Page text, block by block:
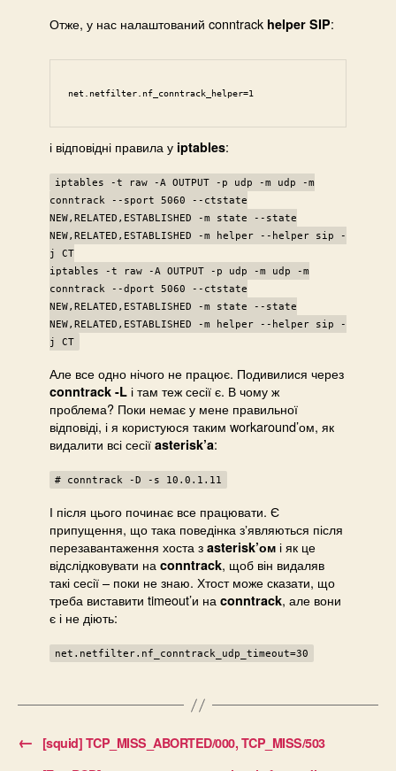
Отже, у нас налаштований conntrack helper SIP:
net.netfilter.nf_conntrack_helper=1
і відповідні правила у iptables:
iptables -t raw -A OUTPUT -p udp -m udp -m
conntrack --sport 5060 --ctstate
NEW,RELATED,ESTABLISHED -m state --state
NEW,RELATED,ESTABLISHED -m helper --helper sip -
j CT
iptables -t raw -A OUTPUT -p udp -m udp -m
conntrack --dport 5060 --ctstate
NEW,RELATED,ESTABLISHED -m state --state
NEW,RELATED,ESTABLISHED -m helper --helper sip -
j CT
Але все одно нічого не працює. Подивилися через
conntrack -L і там теж сесії є. В чому ж
проблема? Поки немає у мене правильної
відповіді, і я користуюся таким workaround’ом, як
видалити всі сесії asterisk’a:
# conntrack -D -s 10.0.1.11
І після цього починає все працювати. Є
припущення, що така поведінка зʼявляються після
перезавантаження хоста з asterisk’ом і як це
відслідковувати на conntrack, щоб він видаляв
такі сесії – поки не знаю. Хтост може сказати, що
треба виставити timeout’и на conntrack, але вони
є і не діють:
net.netfilter.nf_conntrack_udp_timeout=30
← [squid] TCP_MISS_ABORTED/000, TCP_MISS/503